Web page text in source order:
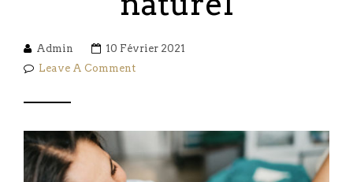
Admin
10 Février 2021
Leave A Comment